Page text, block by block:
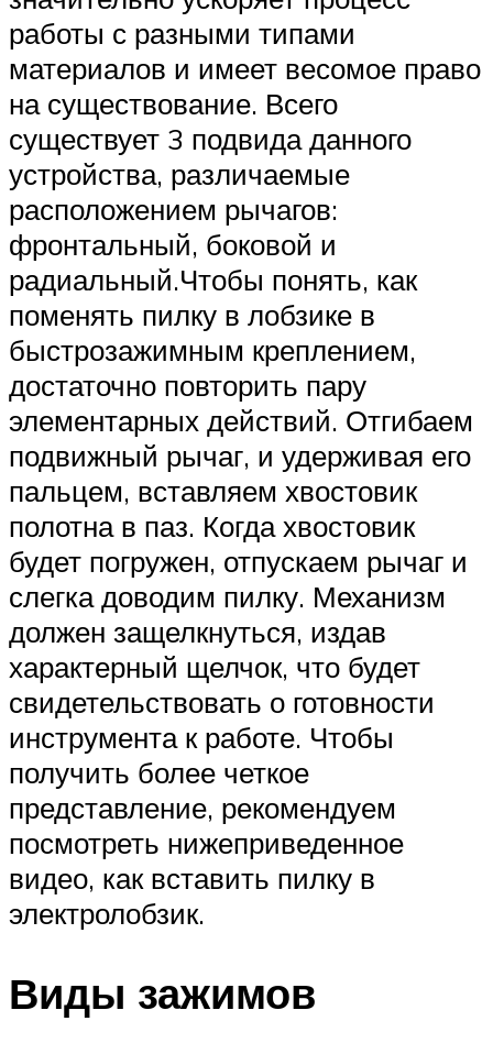
работы с разными типами
материалов и имеет весомое право
на существование. Всего
существует 3 подвида данного
устройства, различаемые
расположением рычагов:
фронтальный, боковой и
радиальный.Чтобы понять, как
поменять пилку в лобзике в
быстрозажимным креплением,
достаточно повторить пару
элементарных действий. Отгибаем
подвижный рычаг, и удерживая его
пальцем, вставляем хвостовик
полотна в паз. Когда хвостовик
будет погружен, отпускаем рычаг и
слегка доводим пилку. Механизм
должен защелкнуться, издав
характерный щелчок, что будет
свидетельствовать о готовности
инструмента к работе. Чтобы
получить более четкое
представление, рекомендуем
посмотреть нижеприведенное
видео, как вставить пилку в
электролобзик.
Виды зажимов